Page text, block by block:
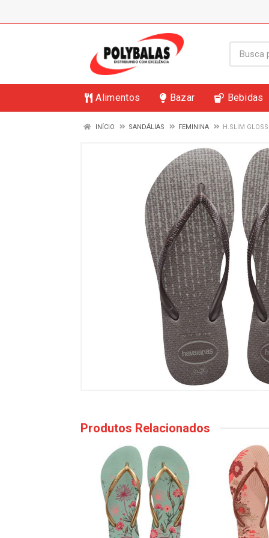
Alimentos Bazar Bebidas
INÍCIO SANDÁLIAS FEMININA H.SLIM
Produtos Relacionados